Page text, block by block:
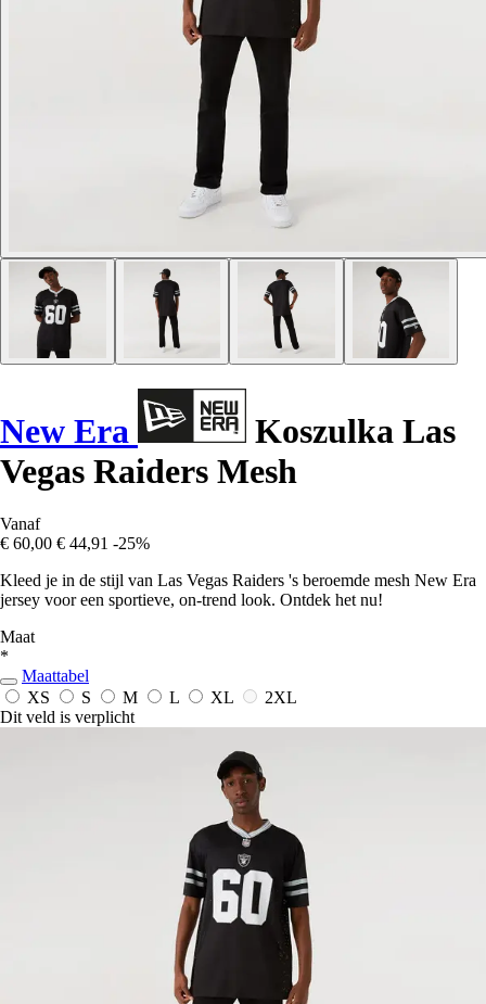
New Era
Koszulka Las
Vegas Raiders Mesh
Vanaf
€ 60,00 € 44,91 -25%
Kleed je in de stijl van Las Vegas Raiders 's beroemde mesh New Era
jersey voor een sportieve, on-trend look. Ontdek het nu!
Maat
*
Maattabel
XS
S M L XL
2XL
Dit veld is verplicht